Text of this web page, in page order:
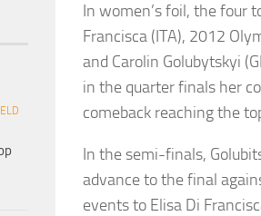
In women’s foil, the four
Francisca (ITA), 2012
and Carolin Golubytskyi
in the quarter finals her
comeback reaching the
In the semi-finals,
advance to the final
events to Elisa Di